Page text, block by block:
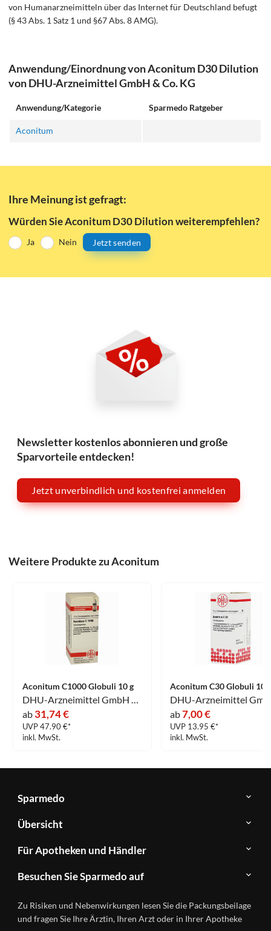
von Humanarzneimitteln über das Internet für Deutschland befugt
(§ 43 Abs. 1 Satz 1 und §67 Abs. 8 AMG).
Anwendung/Einordnung von Aconitum D30 Dilution
von DHU-Arzneimittel GmbH & Co. KG
Anwendung/Kategorie Sparmedo Ratgeber
Aconitum
Ihre Meinung ist gefragt:
Würden Sie Aconitum D30 Dilution weiterempfehlen?
Ja Nein Jetzt senden
Newsletter kostenlos abonnieren und große
Sparvorteile entdecken!
Jetzt unverbindlich und kostenfrei anmelden
Weitere Produkte zu Aconitum
Aconitum C1000 Globuli 10 g
DHU-Arzneimittel GmbH & Co. KG
ab 31,74 €
UVP 47.90 €*
inkl. MwSt.
Aconitum C30 Globuli 10 g
ab7,00 €
UVP 13.95 €*
inkl. MwSt.
Sparmedo
Über
Sparmedo
FAQ
Kontakt
Datenschutz
Nutzungsbedingungen
Übersicht
Herstellerverzeichnis
Produkte
A-
Ratgeber
Wirkstoffe
Für Apotheken und Händler
&
Händlerlogin
Besuchen Sie Sparmedo auf
Instagram
Zu Risiken und Nebenwirkungen lesen Sie die Packungsbeilage
und fragen Sie Ihre Ärztin, Ihren Arzt oder in Ihrer Apotheke